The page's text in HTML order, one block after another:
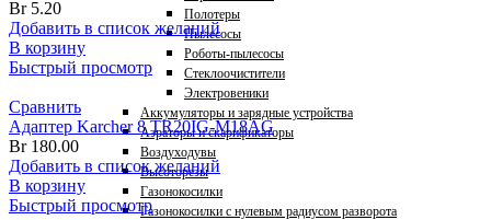
Полотеры
Пылесосы
Роботы-пылесосы
Стеклоочистители
Электровеники
Аккумуляторы и зарядные устройства
Аэраторы и скарификаторы
Воздуходувы
Высоторезы
Газонокосилки
Газонокосилки с нулевым радиусом разворота
Br5.20
Добавить в список желаний
В корзину
Быстрый просмотр
Сравнить
Адаптер Karcher 8 TR20IG-M18AG
Br180.00
Добавить в список желаний
В корзину
Быстрый просмотр